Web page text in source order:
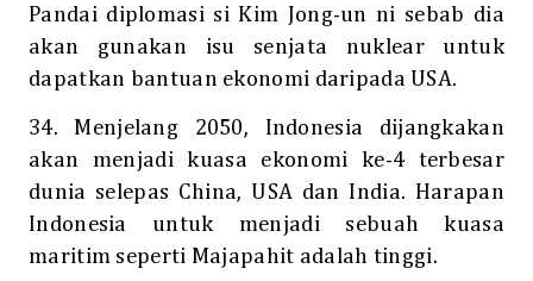
Pandai diplomasi si Kim Jong-un ni sebab dia
akan gunakan isu senjata nuklear untuk
dapatkan bantuan ekonomi daripada USA.
34. Menjelang 2050, Indonesia dijangkakan
akan menjadi kuasa ekonomi ke-4 terbesar
dunia selepas China, USA dan India. Harapan
Indonesia untuk menjadi sebuah kuasa
maritim seperti Majapahit adalah tinggi.